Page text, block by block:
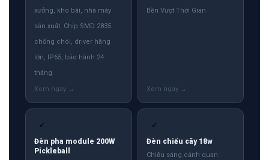
xưởng, kho bãi, nhà máy
sản xuất. Chip SMD 2835
chống chói, driver hãng
lớn, IP65, bảo hành 24
tháng.
Bền Vượt Thời Gian
✓
Đèn pha module 200W
Pickleball
✓
Đèn chiếu cây 18w
Chiếu sáng cảnh quan